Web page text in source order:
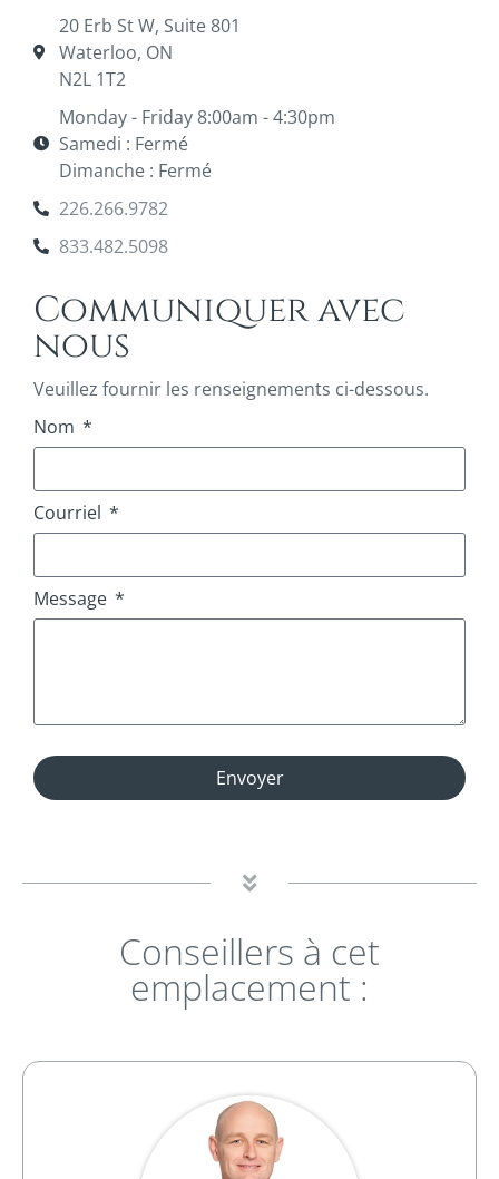
20 Erb St W, Suite 801
Waterloo, ON
N2L 1T2
Monday - Friday 8:00am - 4:30pm
Samedi : Fermé
Dimanche : Fermé
226.266.9782
833.482.5098
Communiquer avec
nous
Veuillez fournir les renseignements ci-dessous.
Nom
Courriel
Message
Envoyer
Conseillers à cet
emplacement :